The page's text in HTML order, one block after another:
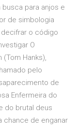
busca para anjos e
de simbologia
decifrar o código
O
Hanks),
pelo
de
Enfermeira do
do brutal deus
chance de enganar